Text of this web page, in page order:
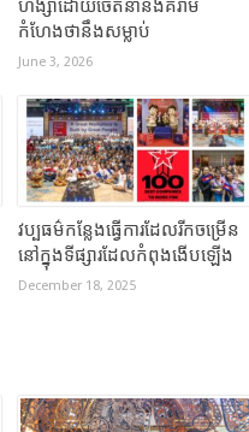
ហិង្សាដោយចេតនានិងគំរាម
កំហែងថានឹងសម្លាប់
June 3, 2026
វប្បធម៌កន្លែងធ្វើការដែលរីកចម្រើន
នៅក្នុងទីផ្សារដែលកំពុងងើបឡើង
December 18, 2025